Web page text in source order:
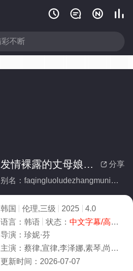
   
 分享
发情裸露的丈母娘大腿
别名：faqingluoludezhangmuniangdatui
韩国 伦理,三级 2025
4.0
语言： 韩语 状态： 中文字幕/高清
导演： 珍妮·芬
主演： 蔡律,宣律,李泽娜,素琴,尚宇,汤米,宇烈,韩承俊
更新时间： 2026-07-07